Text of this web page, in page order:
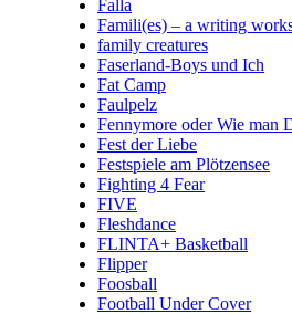
Falla
Famili(es) – a writing
family creatures
Faserland-Boys und Ich
Fat Camp
Faulpelz
Fennymore oder Wie man
Fest der Liebe
Festspiele am Plötzensee
Fighting 4 Fear
FIVE
Fleshdance
FLINTA+ Basketball
Flipper
Foosball
Football Under Cover